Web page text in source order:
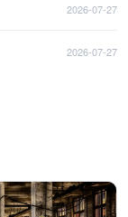
2026-07-27
2026-07-27